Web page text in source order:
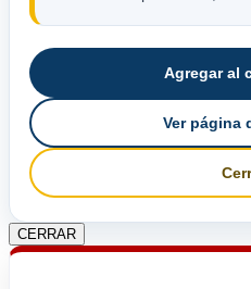
Agregar al
Ver página
CERRAR